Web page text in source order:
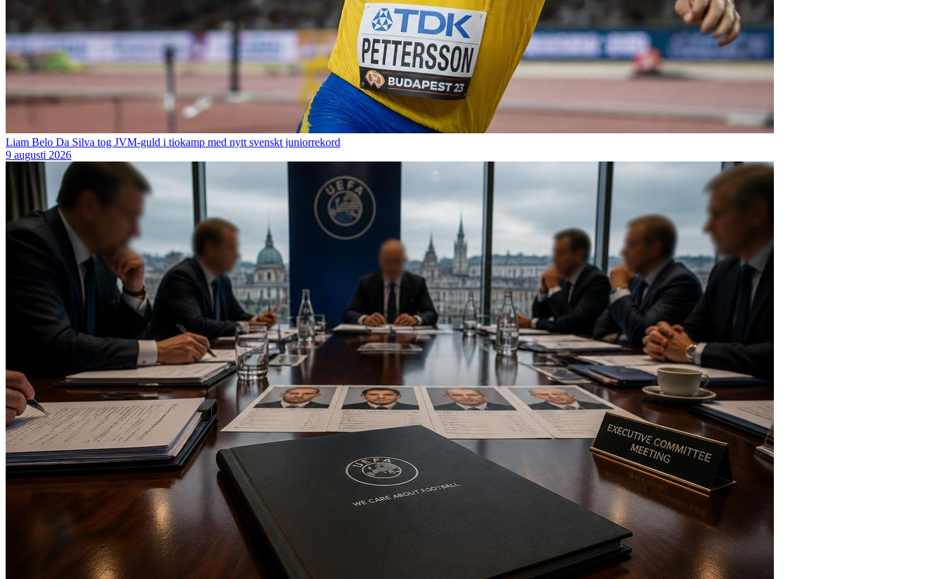
Liam Belo Da Silva tog JVM-guld i tiokamp med nytt svenskt juniorrekord
9 augusti 2026